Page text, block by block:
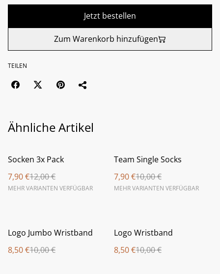
Jetzt bestellen
Zum Warenkorb hinzufügen
TEILEN
Ähnliche Artikel
%
Socken 3x Pack
7,90 €12,00 €
MEHR VARIANTEN VERFÜGBAR
%
Team Single Socks
7,90 €10,00 €
MEHR VARIANTEN VERFÜGBAR
%
Logo Jumbo Wristband
8,50 €10,00 €
%
Logo Wristband
8,50 €10,00 €